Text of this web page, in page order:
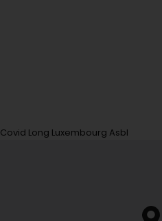
Covid Long Luxembourg Asbl